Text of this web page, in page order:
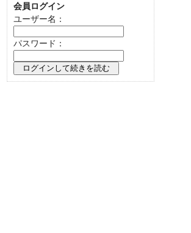
会員ログイン
ユーザー名：
パスワード：